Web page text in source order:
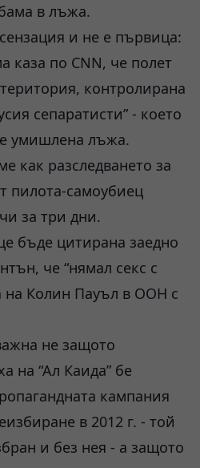
в лъжа.
и не е първица:
каза по CNN, че полет
контролирана
сепаратисти” - което
умишлена лъжа.
как разследването за
пилота-самоубиец
за три дни.
бъде цитирана заедно
че “нямал секс с
на Колин Пауъл в ООН с
не защото
на “Ал Каида” бе
кампания
в 2012 г. - той
и без нея - а защото